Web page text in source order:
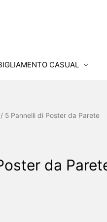
CASUAL
/ 5 Pannelli di Poster da Parete
da